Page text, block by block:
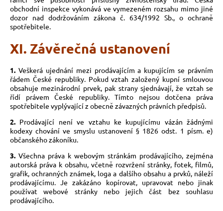
obchodní inspekce vykonává ve vymezeném rozsahu mimo jiné
dozor nad dodržováním zákona č. 634/1992 Sb., o ochraně
spotřebitele.
XI. Závěrečná ustanovení
1. Veškerá ujednání mezi prodávajícím a kupujícím se právním
řádem České republiky. Pokud vztah založený kupní smlouvou
obsahuje mezinárodní prvek, pak strany sjednávají, že vztah se
řídí právem České republiky. Tímto nejsou dotčena práva
spotřebitele vyplývající z obecně závazných právních předpisů.
2. Prodávající není ve vztahu ke kupujícímu vázán žádnými
kodexy chování ve smyslu ustanovení § 1826 odst. 1 písm. e)
občanského zákoníku.
3. Všechna práva k webovým stránkám prodávajícího, zejména
autorská práva k obsahu, včetně rozvržení stránky, fotek, filmů,
grafik, ochranných známek, loga a dalšího obsahu a prvků, náleží
prodávajícímu. Je zakázáno kopírovat, upravovat nebo jinak
používat webové stránky nebo jejich část bez souhlasu
prodávajícího.